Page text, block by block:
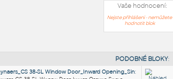
Vaše hodnocení:
Nejste přihlášeni - nemůžete
hodnotit blok